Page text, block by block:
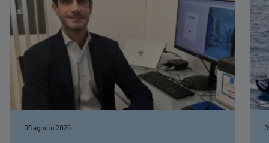
05 agosto 2026